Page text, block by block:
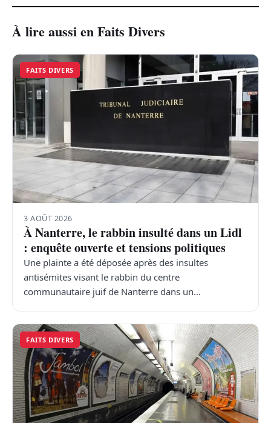
À lire aussi en Faits Divers
FAITS DIVERS
3 AOÛT 2026
À Nanterre, le rabbin insulté dans un Lidl
: enquête ouverte et tensions politiques
Une plainte a été déposée après des insultes
antisémites visant le rabbin du centre
communautaire juif de Nanterre dans un…
FAITS DIVERS